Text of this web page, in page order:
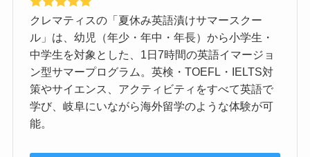
クレマティスの「夏休み英語漬けサマースクー
ル」は、幼児（年少・年中・年長）から小学生・
中学生を対象とした、1日7時間の英語イマージョ
ン型サマープログラム。英検・TOEFL・IELTS対
策やサイエンス、アクティビティをすべて英語で
学び、岐阜にいながら海外留学のような体験が可
能。